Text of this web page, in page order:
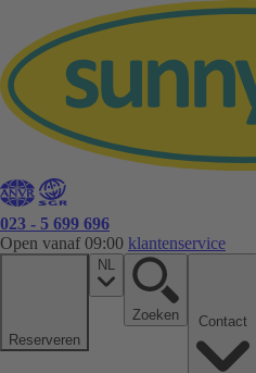
023 - 5 699 696
Open vanaf 09:00 klantenservice
Reserveren
NL
Zoeken